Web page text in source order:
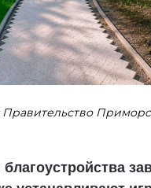
Правительство